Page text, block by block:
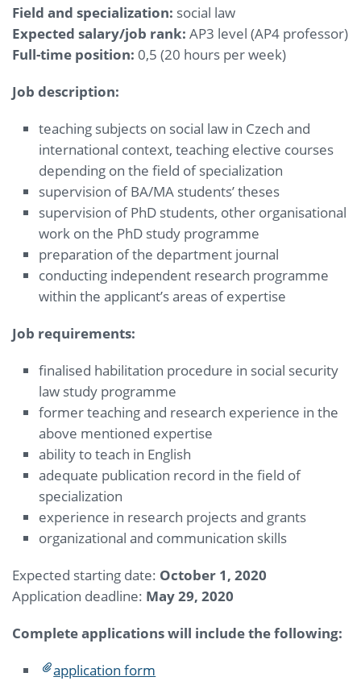
Field and specialization: social law
Expected salary/job rank: AP3 level (AP4 professor)
Full-time position: 0,5 (20 hours per week)
Job description:
teaching subjects on social law in Czech and
international context, teaching elective courses
depending on the field of specialization
supervision of BA/MA students’ theses
supervision of PhD students, other organisational
work on the PhD study programme
preparation of the department journal
conducting independent research programme
within the applicant’s areas of expertise
Job requirements:
finalised habilitation procedure in social security
law study programme
former teaching and research experience in the
above mentioned expertise
ability to teach in English
adequate publication record in the field of
specialization
experience in research projects and grants
organizational and communication skills
Expected starting date: October 1, 2020
Application deadline: May 29, 2020
Complete applications will include the following:
application form